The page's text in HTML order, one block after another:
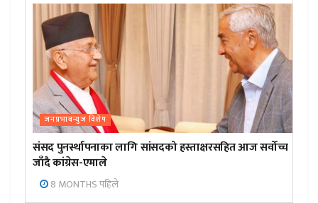
जनप्रभाबन्युज विशेष
संसद पुनर्स्थापनाका लागि सांसदको हस्ताक्षरसहित आज सर्वोच्च
जाँदै कांग्रेस-एमाले
8 MONTHS पहिले